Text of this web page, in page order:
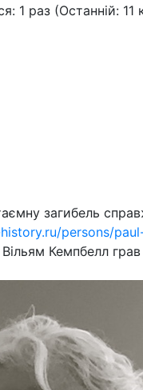
1 раз (Останній: 11
загибель
persons/
Вільям Кемпбелл